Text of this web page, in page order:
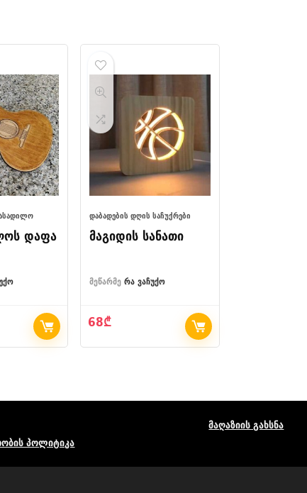
დაფა
ᲓᲐᲑᲐᲓᲔᲑᲘᲡ ᲓᲦᲘᲡ ᲡᲐᲩᲣᲥᲠᲔᲑᲘ
მაგიდის სანათი
მეწარმე რა ვაჩუქო
68₾
პოლიტიკა
მაღაზიის გახსნა